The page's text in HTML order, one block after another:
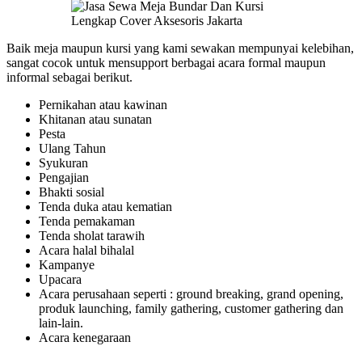
Baik meja maupun kursi yang kami sewakan mempunyai kelebihan,
sangat cocok untuk mensupport berbagai acara formal maupun
informal sebagai berikut.
Pernikahan atau kawinan
Khitanan atau sunatan
Pesta
Ulang Tahun
Syukuran
Pengajian
Bhakti sosial
Tenda duka atau kematian
Tenda pemakaman
Tenda sholat tarawih
Acara halal bihalal
Kampanye
Upacara
Acara perusahaan seperti : ground breaking, grand opening,
produk launching, family gathering, customer gathering dan
lain-lain.
Acara kenegaraan